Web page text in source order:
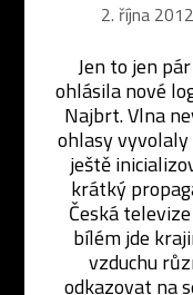
2. října
Jen to jen
ohlásila nové
Najbrt. Vlna
ohlasy
ještě
krátký
Česká
bílém jde
vzduchu
odkazovat na